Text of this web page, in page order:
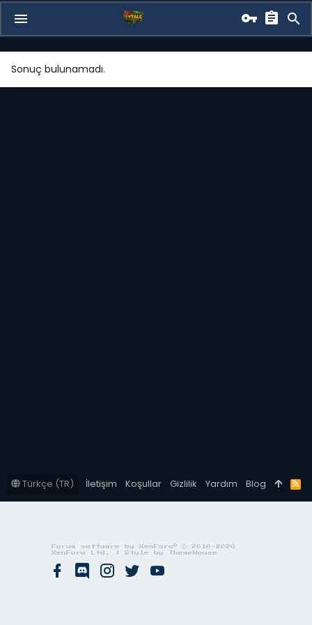
Sonuç bulunamadı.
Türkçe (TR) İletişim Koşullar Gizlilik Yardım Blog
R
S
S
Forum software by XenForo ®
© 2010-2020
XenForo Ltd.
Style by ThemeHouse